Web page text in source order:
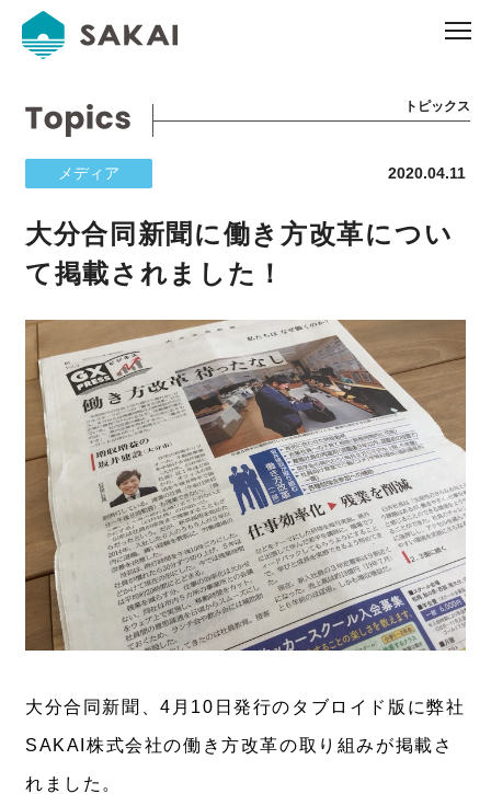
トピックス
メディア 2020.04.11
大分合同新聞に働き方改革につい
て掲載されました！
大分合同新聞、4月10日発行のタブロイド版に弊社
SAKAI株式会社の働き方改革の取り組みが掲載さ
れました。